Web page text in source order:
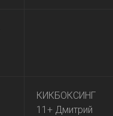
КИКБОКСИНГ
11+ Дмитрий